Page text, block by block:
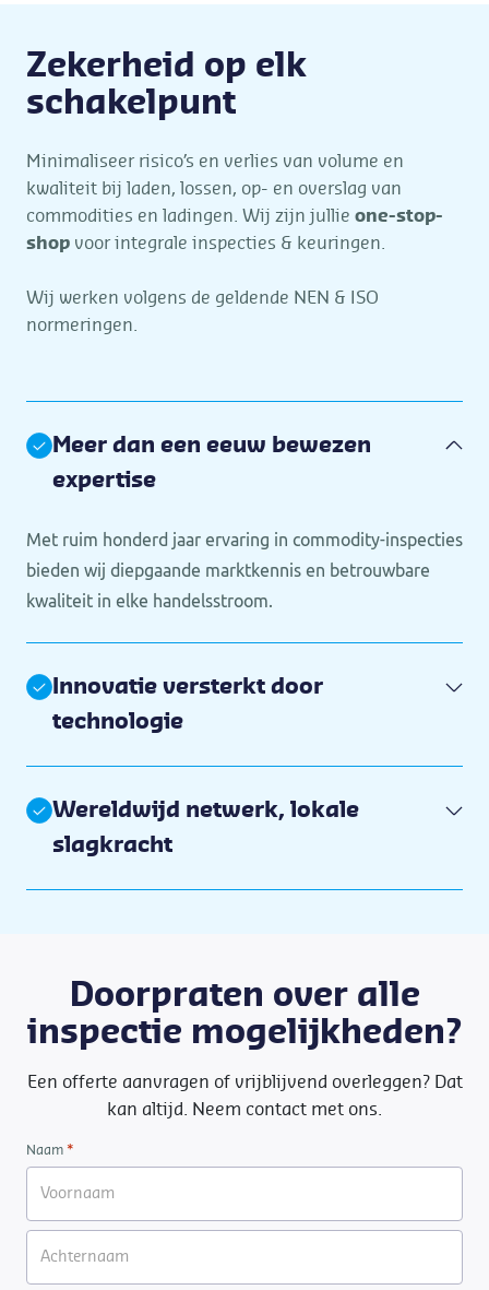
Zekerheid op elk
schakelpunt
Minimaliseer risico’s en verlies van volume en
kwaliteit bij laden, lossen, op- en overslag van
commodities en ladingen. Wij zijn jullie one-stop-
shop voor integrale inspecties & keuringen.
Wij werken volgens de geldende NEN & ISO
normeringen.
Meer dan een eeuw bewezen
expertise
Met ruim honderd jaar ervaring in commodity-inspecties
bieden wij diepgaande marktkennis en betrouwbare
kwaliteit in elke handelsstroom.
Innovatie versterkt door
technologie
Wereldwijd netwerk, lokale
slagkracht
Doorpraten over alle
inspectie mogelijkheden?
Een offerte aanvragen of vrijblijvend overleggen? Dat
kan altijd. Neem contact met ons.
Naam *